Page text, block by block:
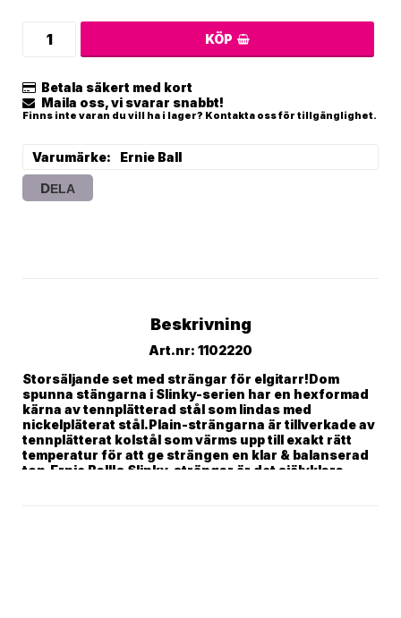
KÖP
Betala säkert med kort
Maila oss, vi svarar snabbt!
Finns inte varan du vill ha i lager? Kontakta oss för tillgänglighet.
Varumärke Ernie Ball
DELA
Beskrivning
Art.nr: 1102220
Storsäljande set med strängar för elgitarr!Dom
spunna stängarna i Slinky-serien har en hexformad
kärna av tennplätterad stål som lindas med
nickelpläterat stål.Plain-strängarna är tillverkade av
tennplätterat kolstål som värms upp till exakt rätt
temperatur för att ge strängen en klar & balanserad
ton.Ernie Ball's Slinky-strängar är det självklara